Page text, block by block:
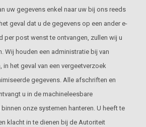
uw gegevens enkel naar uw bij ons reeds
geval dat u de gegevens op een ander e-
per post wenst te ontvangen, zullen wij u
Wij houden een administratie bij van
het geval van een vergeetverzoek
gegevens. Alle afschriften en
u in de machineleesbare
onze systemen hanteren. U heeft te
klacht in te dienen bij de Autoriteit